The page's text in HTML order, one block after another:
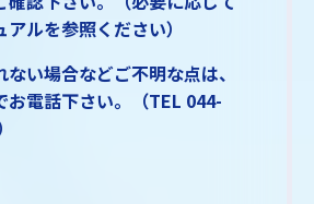
ルを参照ください）
い場合などご不明な点は、
お電話下さい。（TEL 044-